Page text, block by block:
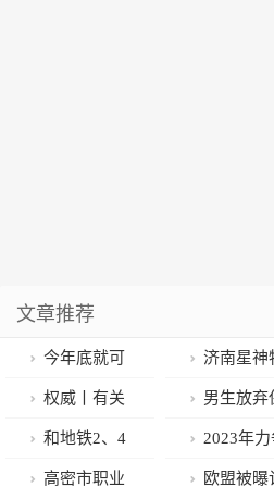
文章推荐
今年底就可
以40分钟从成
都跑拢自贡 ！
济南星神
殊儿童关爱
心为“来自
的孩子”播种
权威丨有关
变异株，中疾
控最新通报！
男生放弃
研985却要
研？初试
和地铁2、4
号线等精准调
2023年
光伏产业综
高密市职业 欧盟被曝